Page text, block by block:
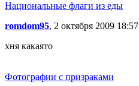
Национальные флаги из еды
romdom95, 2 октября 2009 18:57
хня какаято
Фотографии с призраками